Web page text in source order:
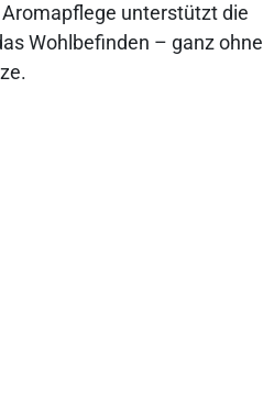
unterstützt die
Wohlbefinden – ganz ohne